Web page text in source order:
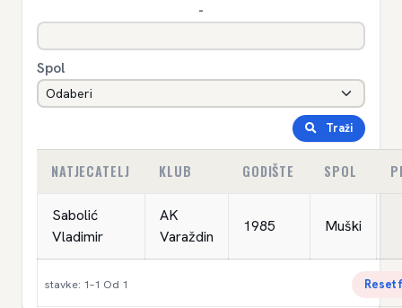
-
Spol
Traži
NATJECATELJ KLUB GODIŠTE SPOL
Sabolić
Vladimir
AK
Varaždin
1985 Muški
stavke: 1–1 Od 1 Reset